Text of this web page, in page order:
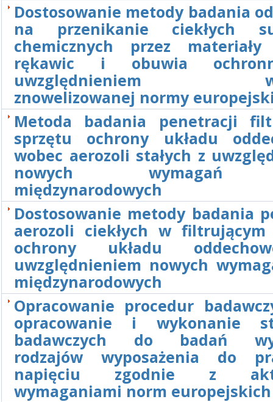
Dostosowanie metody badania
na przenikanie ciekłych
chemicznych przez materiały
rękawic i obuwia
uwzględnieniem
znowelizowanej normy
Metoda badania penetracji
sprzętu ochrony układu
wobec aerozoli stałych z
nowych wymagań
międzynarodowych
Dostosowanie metody badania
aerozoli ciekłych w filtrującym
ochrony układu
uwzględnieniem nowych
międzynarodowych
Opracowanie procedur
opracowanie i wykonanie
badawczych do badań
rodzajów wyposażenia do
napięciu zgodnie z
wymaganiami norm europejskich